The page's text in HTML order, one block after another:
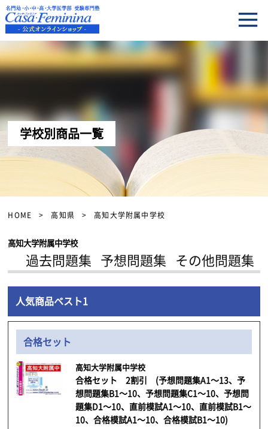
学校別商品一覧
HOME 高知県 高知大学附属中学校
高知大学附属中学校
過去問題集 予想問題集 その他問題集
人気商品ベスト1
合格セット
高知大学附属中学校
合格セット 2割引 (予想問題集A1～13、予
想問題集B1～10、予想問題集C1～10、予想問
題集D1～10、直前模試A1～10、直前模試B1～
10、合格模試A1～10、合格模試B1～10)